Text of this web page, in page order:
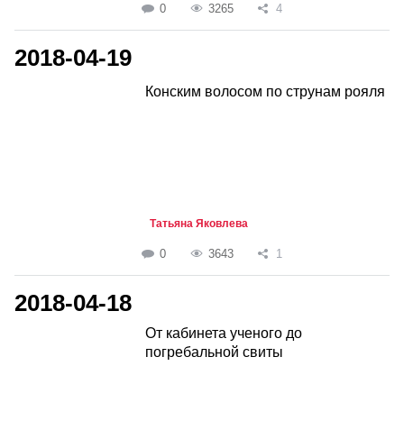
0 3265 4
2018-04-19
Конским волосом по струнам рояля
Татьяна Яковлева
0 3643 1
2018-04-18
От кабинета ученого до
погребальной свиты